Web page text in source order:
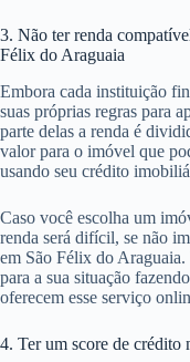
3. Não ter renda
Félix do Araguaia
Embora cada instituição
suas próprias regras para
parte delas a renda é
valor para o imóvel que
usando seu crédito
Caso você escolha um
renda será difícil, se não
em São Félix do
para a sua situação
oferecem esse serviço
4. Ter um score de crédito